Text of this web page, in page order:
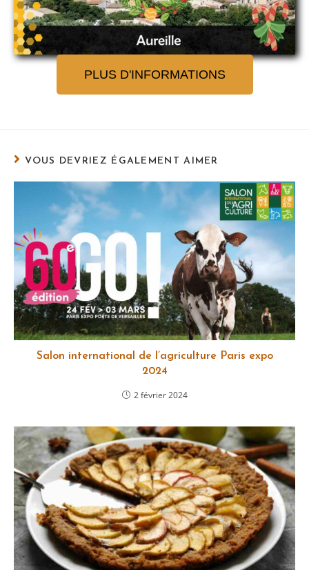
PLUS D'INFORMATIONS
VOUS DEVRIEZ ÉGALEMENT AIMER
Salon international de l’agriculture Paris expo
2024
2 février 2024